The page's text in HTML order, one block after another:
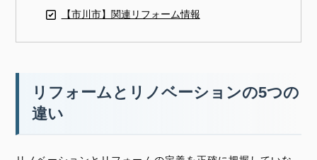
【市川市】関連リフォーム情報
リフォームとリノベーションの5つの
違い